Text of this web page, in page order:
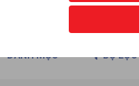
DANH MỤC BỘ LỌC